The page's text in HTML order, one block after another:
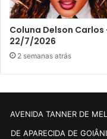
Coluna Delson Carlos
22/7/2026
2 semanas atrás
AVENIDA TANNER DE
DE APARECIDA DE